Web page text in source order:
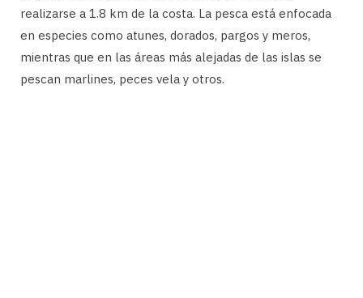
realizarse a 1.8 km de la costa. La pesca está enfocada
en especies como atunes, dorados, pargos y meros,
mientras que en las áreas más alejadas de las islas se
pescan marlines, peces vela y otros.